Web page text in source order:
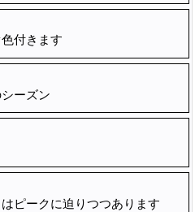
付きます
ーズン
ピークに迫りつつあります